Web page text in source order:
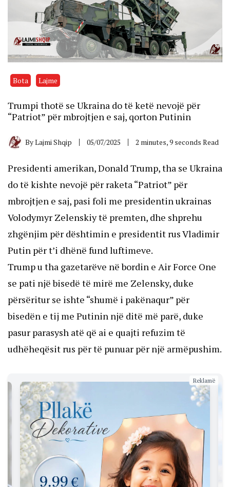
Bota Lajme
Trumpi thotë se Ukraina do të ketë nevojë për
“Patriot” për mbrojtjen e saj, qorton Putinin
ByLajmi Shqip 05/07/2025 2 minutes, 9 seconds Read
Presidenti amerikan, Donald Trump, tha se Ukraina
do të kishte nevojë për raketa “Patriot” për
mbrojtjen e saj, pasi foli me presidentin ukrainas
Volodymyr Zelenskiy të premten, dhe shprehu
zhgënjim për dështimin e presidentit rus Vladimir
Putin për t’i dhënë fund luftimeve.
Trump u tha gazetarëve në bordin e Air Force One
se pati një bisedë të mirë me Zelensky, duke
përsëritur se ishte “shumë i pakënaqur” për
bisedën e tij me Putinin një ditë më parë, duke
pasur parasysh atë që ai e quajti refuzim të
udhëheqësit rus për të punuar për një armëpushim.
Reklamë